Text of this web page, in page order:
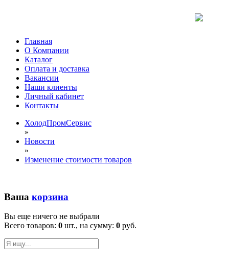
Главная
О Компании
Каталог
Оплата и доставка
Вакансии
Наши клиенты
Личный кабинет
Контакты
ХолодПромСервис
»
Новости
»
Изменение стоимости товаров
Ваша корзина
Вы еще ничего не выбрали
Всего товаров: 0 шт., на сумму: 0 руб.